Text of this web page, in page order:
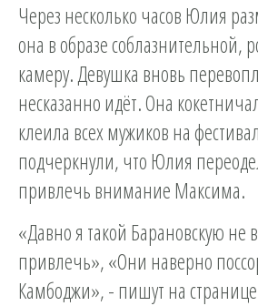
Через несколько часов Юлия
она в образе соблазнительной,
камеру. Девушка вновь
несказанно идёт. Она
клеила всех мужиков на
подчеркнули, что Юлия
привлечь внимание Максима.
«Давно я такой Барановскую не
привлечь», «Они наверно
Камбоджи», - пишут на